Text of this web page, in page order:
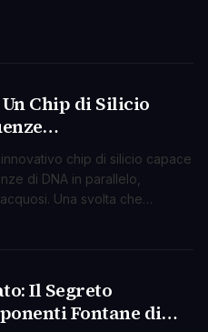
Chip di Silicio
chip di silicio capace
di DNA in parallelo,
Una svolta che
e la medicina.
Il Segreto
Fontane di